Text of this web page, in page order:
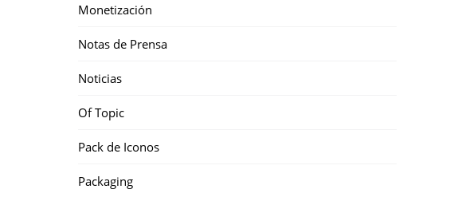
Monetización
Notas de Prensa
Noticias
Of Topic
Pack de Iconos
Packaging